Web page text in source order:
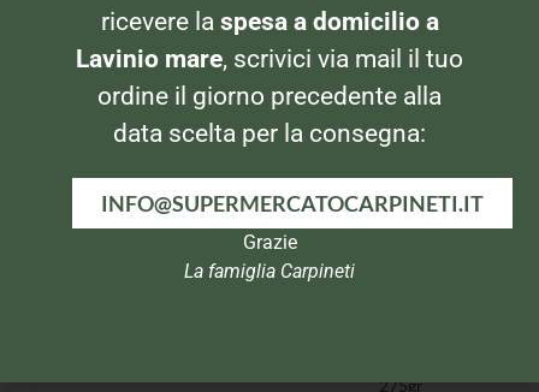
all’Uovo 275gr
275gr
ricevere la spesa a domicilio a
Lavinio mare, scrivici via mail il tuo
ordine il giorno precedente alla
data scelta per la consegna:
INFO@SUPERMERCATOCARPINETI.IT
Grazie
La famiglia Carpineti